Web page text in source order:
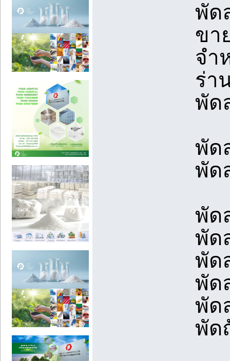
พัด
ขา
จำ
ร่า
พัด
พัด
พัด
พัด
พัด
พัด
พัด
พัด
พัด